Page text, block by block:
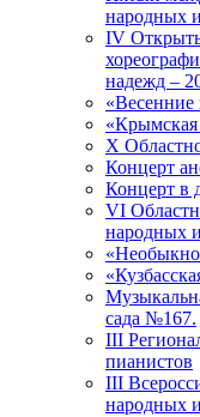
народных
IV
надежд –
«Весенние
«Крымская
X
Концерт
Концерт в
VI
народных
сада №167.
III
пианистов
III
народных